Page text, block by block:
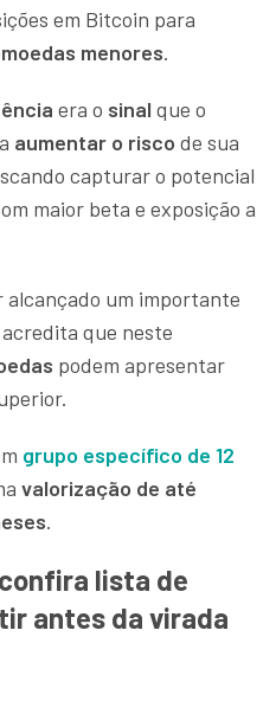
em Bitcoin para
menores.
era o sinal que o
aumentar o risco de sua
capturar o potencial
maior beta e exposição a
alcançado um importante
que neste
podem apresentar
grupo específico de 12
valorização de até
.
lista de
antes da virada